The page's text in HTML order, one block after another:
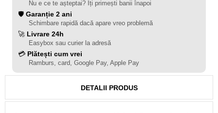
Nu e ce te așteptai? Îți primești banii înapoi
🛡️ Garanție 2 ani
Schimbare rapidă dacă apare vreo problemă
🚀 Livrare 24h
Easybox sau curier la adresă
💳 Plătești cum vrei
Ramburs, card, Google Pay, Apple Pay
DETALII PRODUS